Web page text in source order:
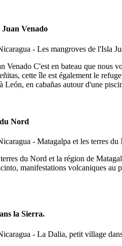
Juan Venado
Venado C'est en bateau que nous
cette île est également le
León, en cabañas autour d'une
Nord
du Nord et la région de
manifestations volcaniques
la Sierra.